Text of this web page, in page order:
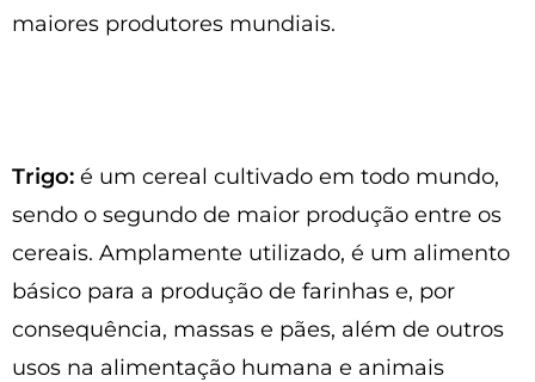
maiores produtores mundiais.
Trigo: é um cereal cultivado em todo mundo,
sendo o segundo de maior produção entre os
cereais. Amplamente utilizado, é um alimento
básico para a produção de farinhas e, por
consequência, massas e pães, além de outros
usos na alimentação humana e animais